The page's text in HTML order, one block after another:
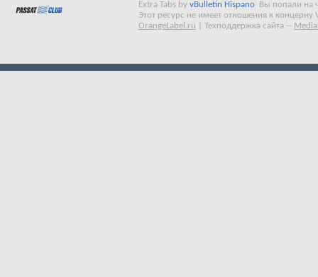
Extra Tabs by vBulletin Hispano
Вы попали на
Этот ресурс не имеет отношения к концерну
OrangeLabel.ru
Техподдержка сайта --